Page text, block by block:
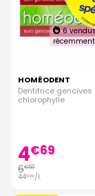
6
HOMÉODENT
Dentifrice gencives
chlorophylle
4€69
6€69
44€60/l.